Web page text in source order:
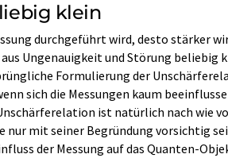
klein
durchgeführt wird, desto stärker
Ungenauigkeit und Störung beliebig
Formulierung der
sich die Messungen kaum
ist natürlich nach wie
mit seiner Begründung vorsichtig
der Messung auf das Quanten-